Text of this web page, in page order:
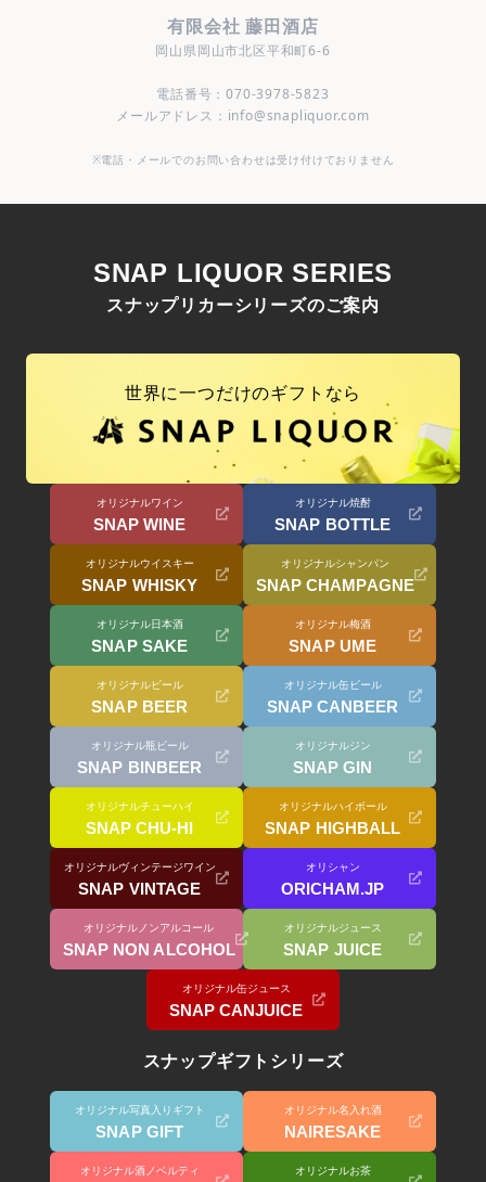
有限会社 藤田酒店
岡山県岡山市北区平和町6-6
電話番号：070-3978-5823
メールアドレス：info@snapliquor.com
※電話・メールでのお問い合わせは受け付けておりません
SNAP LIQUOR SERIES
スナップリカーシリーズのご案内
世界に一つだけのギフトなら
オリジナルワイン
SNAP WINE
オリジナル焼酎
SNAP BOTTLE
オリジナルウイスキー
SNAP WHISKY
オリジナルシャンパン
SNAP CHAMPAGNE
オリジナル日本酒
SNAP SAKE
オリジナル梅酒
SNAP UME
オリジナルビール
SNAP BEER
オリジナル缶ビール
SNAP CANBEER
オリジナル瓶ビール
SNAP BINBEER
オリジナルジン
SNAP GIN
オリジナルチューハイ
SNAP CHU-HI
オリジナルハイボール
SNAP HIGHBALL
オリジナルヴィンテージワイン
SNAP VINTAGE
オリシャン
ORICHAM.JP
オリジナルノンアルコール
SNAP NON ALCOHOL
オリジナルジュース
SNAP JUICE
オリジナル缶ジュース
SNAP CANJUICE
スナップギフトシリーズ
オリジナル写真入りギフト
SNAP GIFT
オリジナル名入れ酒
NAIRESAKE
オリジナル酒ノベルティ オリジナルお茶